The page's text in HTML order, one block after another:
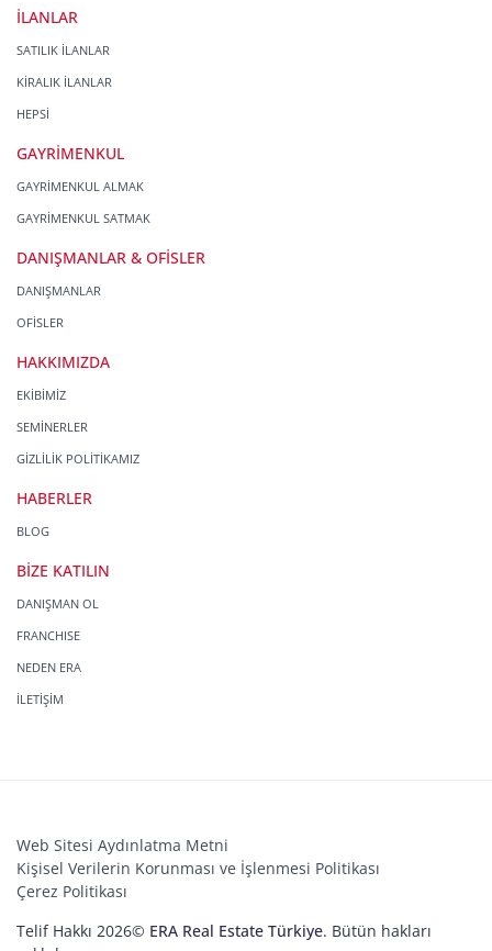
İLANLAR
SATILIK İLANLAR
KİRALIK İLANLAR
HEPSİ
GAYRİMENKUL
GAYRİMENKUL ALMAK
GAYRİMENKUL SATMAK
DANIŞMANLAR & OFİSLER
DANIŞMANLAR
OFİSLER
HAKKIMIZDA
EKİBİMİZ
SEMİNERLER
GİZLİLİK POLİTİKAMIZ
HABERLER
BLOG
BİZE KATILIN
DANIŞMAN OL
FRANCHISE
NEDEN ERA
İLETİŞİM
Web Sitesi Aydınlatma Metni
Kişisel Verilerin Korunması ve İşlenmesi Politikası
Çerez Politikası
Telif Hakkı 2026© ERA Real Estate Türkiye. Bütün hakları